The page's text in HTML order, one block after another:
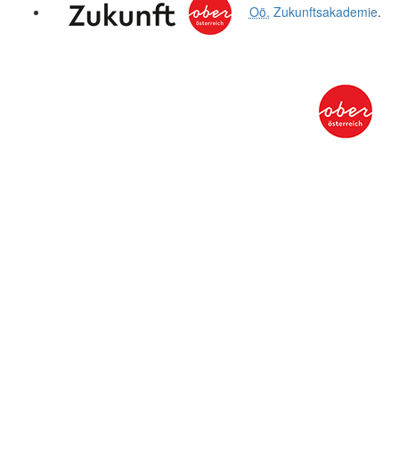
Oö. Zukunftsakademie.